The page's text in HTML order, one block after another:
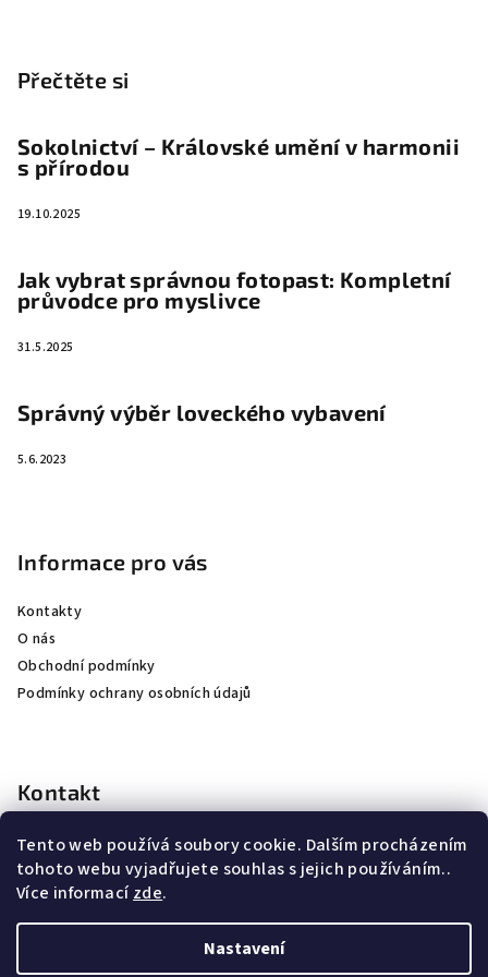
Tento web používá soubory cookie. Dalším procházením
tohoto webu vyjadřujete souhlas s jejich používáním..
Více informacízde.
Nastavení
Přečtěte si
Sokolnictví – Královské umění v harmonii
s přírodou
19.10.2025
Jak vybrat správnou fotopast: Kompletní
průvodce pro myslivce
31.5.2025
Správný výběr loveckého vybavení
5.6.2023
Informace pro vás
Kontakty
O nás
Obchodní podmínky
Podmínky ochrany osobních údajů
Kontakt
kubicek@jkhunting.cz
+420 607250155